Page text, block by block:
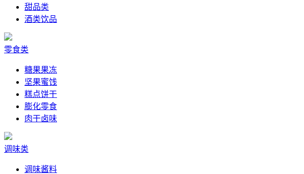
甜品类
酒类饮品
零食类
糖果果冻
坚果蜜饯
糕点饼干
膨化零食
肉干卤味
调味类
调味酱料